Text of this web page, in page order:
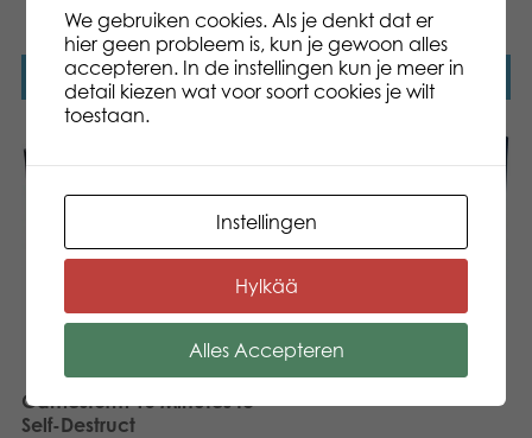
Lees verder
the World
Lees verder
Gamestorm 15 Minutes to
Self-Destruct
We gebruiken cookies. Als je denkt dat er
hier geen probleem is, kun je gewoon alles
accepteren. In de instellingen kun je meer in
detail kiezen wat voor soort cookies je wilt
toestaan.
Instellingen
Hylkää
Alles Accepteren